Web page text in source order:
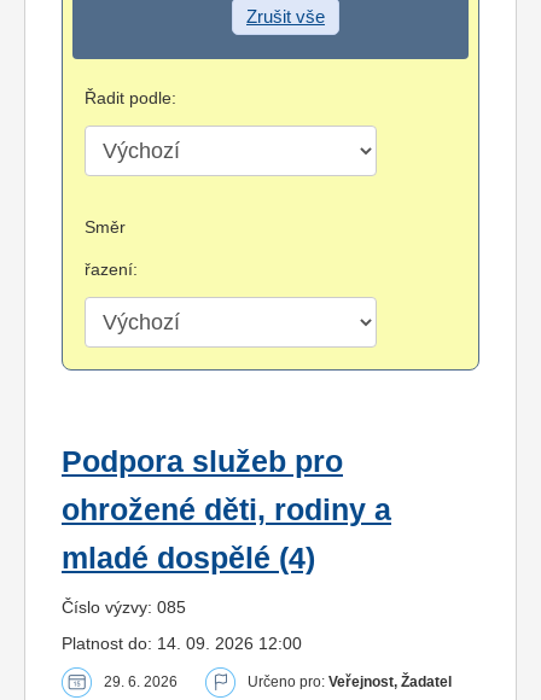
Zrušit vše
Řadit podle:
Směr
řazení:
Podpora služeb pro
ohrožené děti, rodiny a
mladé dospělé (4)
Číslo výzvy: 085
Platnost do: 14. 09. 2026 12:00
29. 6. 2026 Určeno pro: Veřejnost, Žadatel